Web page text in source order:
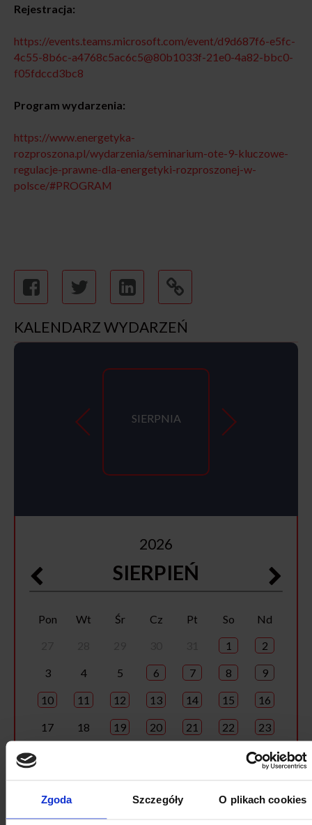
Zgoda Szczegóły O plikach cookies
Rejestracja:
https://events.teams.microsoft.com/event/d9d687f6-e5fc-
4c55-8b6c-a4768c5ac6c5@80b1033f-21e0-4a82-bbc0-
f05fdccd3bc8
Program wydarzenia:
https://www.energetyka-
rozproszona.pl/wydarzenia/seminarium-ote-9-kluczowe-
regulacje-prawne-dla-energetyki-rozproszonej-w-
polsce/#PROGRAM
KALENDARZ WYDARZEŃ
SIERPNIA
2026
SIERPIEŃ
Pon Wt Śr Cz Pt So
Nd
1 2
3 4 5 6 7 8 9
10 11 12 13 14 15 16
17 18 19 20 21 22 23
30